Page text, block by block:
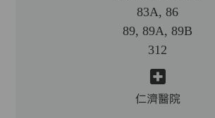
83A, 86
89, 89A, 89B
312
仁濟醫院